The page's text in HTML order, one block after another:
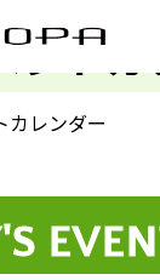
ント
EVENT
カレンダー